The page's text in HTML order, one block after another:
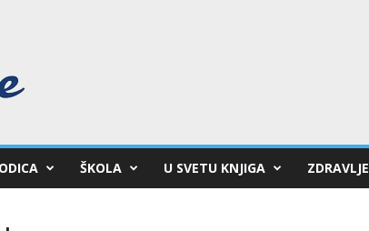
ŠKOLA U SVETU KNJIGA ZDRAVLJE